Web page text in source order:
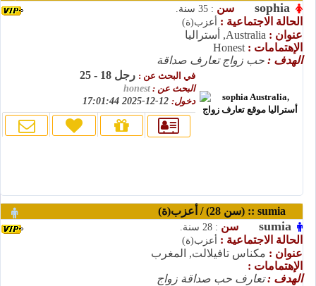
sophia سن : 35 سنة.
الحالة الاجتماعية : أعزب(ة)
عنوان : Australia, أستراليا
الإهتمامات :Honest
الهدف : حب زواج تعارف صداقة
في البحث عن : رجل 18 - 25
البحث عن : honest
دخول:
sumia سن : 28 سنة.
الحالة الاجتماعية : أعزب(ة)
عنوان : مكناس تافيلالت, المغرب
الإهتمامات :
الهدف :تعارف حب صداقة زواج